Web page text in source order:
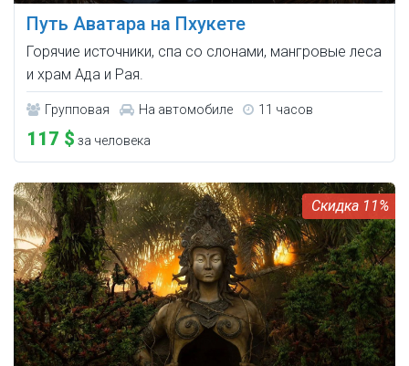
Путь Аватара на Пхукете
Горячие источники, спа со слонами, мангровые леса
и храм Ада и Рая.
Групповая На автомобиле 11 часов
117 $ за человека
11%